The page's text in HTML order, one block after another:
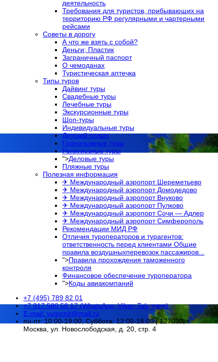
деятельность
Требования для туристов, прибывающих на
территорию РФ регулярными и чартерными
рейсами
Советы в дорогу
А что же взять с собой?
Деньги; Пластик
Заграничный паспорт
О чемоданах
Туристическая аптечка
Типы туров
Дайвинг туры
Свадебные туры
Лечебные туры
Экскурсионные туры
Шоп-туры
Индивидуальные туры
Детский отдых
Горнолыжные туры
Религиозные туры
">Деловые туры
Пляжные туры
Полезная информация
✈ Международный аэропорт Шереметьево
✈ Международный аэропорт Домодедово
✈ Международный аэропорт Внуково
✈ Международный аэропорт Пулково
✈ Международный аэропорт Сочи — Адлер
✈ Международный аэропорт Симферополь
Рекомендации МИД РФ
Отличия туроператоров и турагентов:
ответственность перед клиентами Общие
правила воздушныхперевозок пассажиров...
">Правила прохождения таможенного
контроля
Финансовое обеспечение туроператора
">Коды авиакомпаний
+7 (495) 789 82 01
+7 917 580 58 17 (WhatsApp, Viber, Telegram)
E-mail: yugomir@mail.ru
пн-пт: 10:00-19:00, Суббота: 12:00-18:00 | 127030, г.
Москва, ул. Новослободская, д. 20, стр. 4